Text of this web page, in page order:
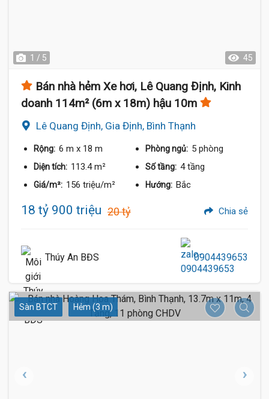
1 / 5 45
Bán nhà hẻm Xe hơi, Lê Quang Định, Kinh
doanh 114m² (6m x 18m) hậu 10m
Lê Quang Định, Gia Định, Bình Thạnh
Rộng: 6 m x 18 m Phòng ngủ: 5 phòng
Diện tích: 113.4 m² Số tầng: 4 tầng
Giá/m²: 156 triệu/m² Hướng: Bắc
18 tỷ 900 triệu 20 tỷ Chia sẻ
Thúy An BĐS 0904439653
Sàn BTCT Hẻm (3 m)